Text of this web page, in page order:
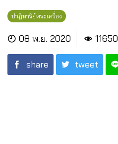
ปาฏิหาริย์พระเครื่อง
08 พ.ย. 2020 11650
share tweet